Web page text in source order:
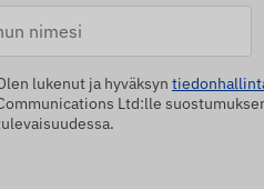
lukenut ja hyväksyn
Ltd:lle